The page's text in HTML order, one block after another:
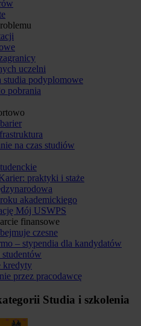
uczelni
studia podyplomowe
pobrania
na czas studiów
praktyki i staże
akademickiego
Mój USWPS
finansowe
czesne
– stypendia dla kandydatów
kredyty
przez pracodawcę
Studia i szkolenia